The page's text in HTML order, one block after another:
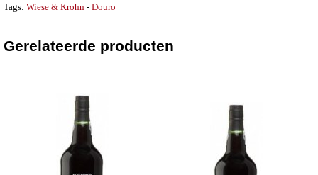
Tags: Wiese & Krohn - Douro
Gerelateerde producten